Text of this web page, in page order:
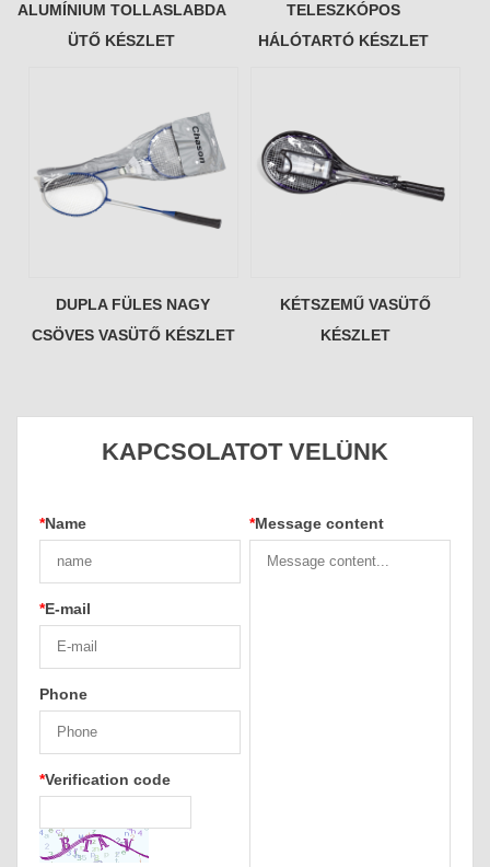
ALUMÍNIUM TOLLASLABDA
ÜTŐ KÉSZLET
TELESZKÓPOS
HÁLÓTARTÓ KÉSZLET
DUPLA FÜLES NAGY
CSÖVES VASÜTŐ KÉSZLET
KÉTSZEMŰ VASÜTŐ
KÉSZLET
KAPCSOLATOT VELÜNK
*Name
*E-mail
Phone
*Verification code
*Message content